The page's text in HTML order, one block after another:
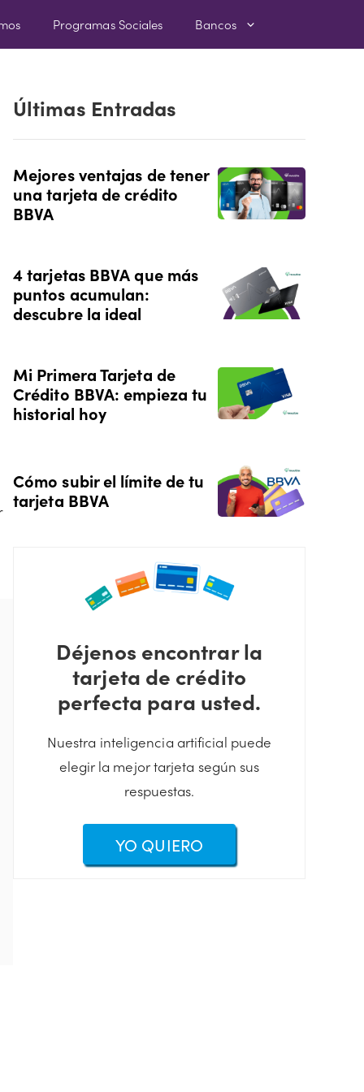
Programas Sociales Bancos
Últimas Entradas
Mejores ventajas de tener
una tarjeta de crédito
BBVA
4 tarjetas BBVA que más
puntos acumulan:
descubre la ideal
Mi Primera Tarjeta de
Crédito BBVA: empieza tu
historial hoy
Cómo subir el límite de tu
tarjeta BBVA
Déjenos encontrar la
tarjeta de crédito
perfecta para usted.
Nuestra inteligencia artificial puede
elegir la mejor tarjeta según sus
respuestas.
YO QUIERO